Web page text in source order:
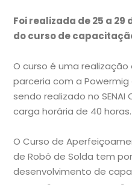
Foi realizada de 25 a
do curso de
O curso é uma
parceria com a Powermig
sendo realizado no SENAI
carga horária de 40 horas.
O Curso de
de Robô de Solda tem
desenvolvimento de